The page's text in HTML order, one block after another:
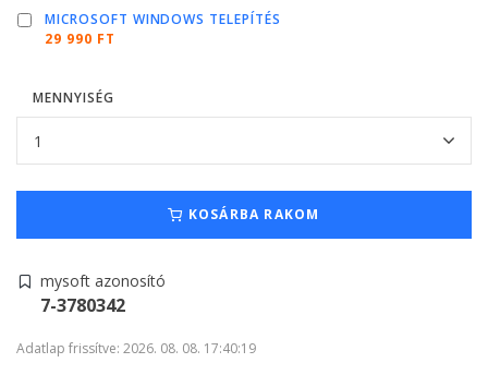
MICROSOFT WINDOWS TELEPÍTÉS
29 990 FT
MENNYISÉG
KOSÁRBA RAKOM
mysoft azonosító
7-3780342
Adatlap frissítve: 2026. 08. 08. 17:40:19